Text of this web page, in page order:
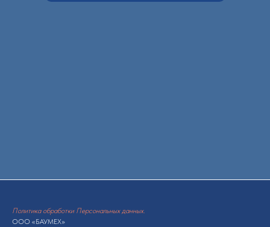
Политика обработки Персональных данных.
ООО «БАУМЕХ»